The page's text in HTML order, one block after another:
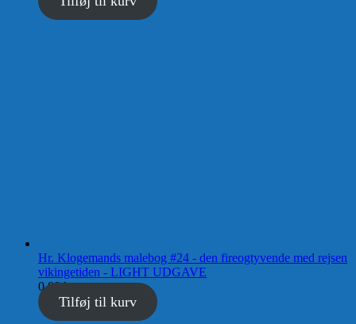
Hr. Klogemands malebog #24 - den fireogtyvende med rejsen
vikingetiden - LIGHT UDGAVE
0,00kr.
Tilføj til kurv